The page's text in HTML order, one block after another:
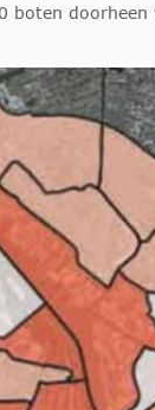
boten